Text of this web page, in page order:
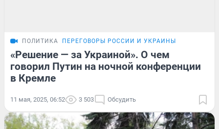
ПОЛИТИКА ПЕРЕГОВОРЫ РОССИИ И УКРАИНЫ
«Решение — за Украиной». О чем
говорил Путин на ночной конференции
в Кремле
11 мая, 2025, 06:52 3 503 Обсудить